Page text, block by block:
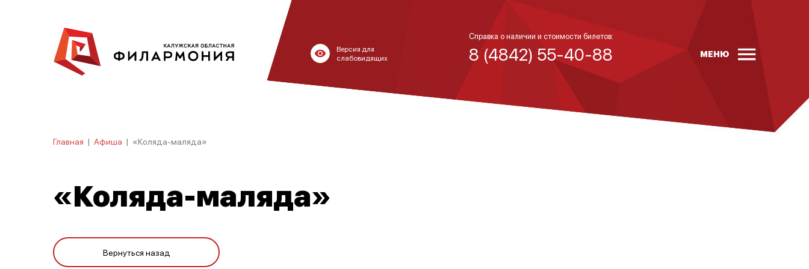
Версия для
слабовидящих
Справка о наличии и стоимости билетов:
8 (4842) 55-40-88 МЕНЮ
Главная | Афиша | «Коляда-маляда»
«Коляда-маляда»
Вернуться назад